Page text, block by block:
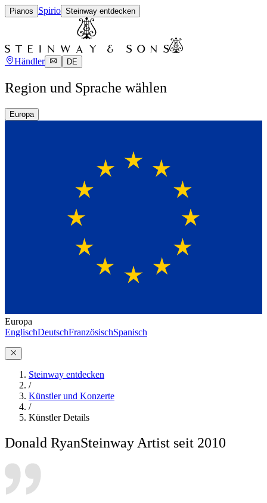
Pianos Spirio Steinway entdecken
Händler DE
Region und Sprache wählen
Europa
Europa
EnglischDeutschFranzösischSpanisch
Steinway entdecken
/
Künstler und Konzerte
/
Künstler Details
Donald RyanSteinway Artist seit 2010